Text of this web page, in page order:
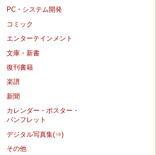
PC・システム開発
コミック
エンターテインメント
文庫・新書
復刊書籍
楽譜
新聞
カレンダー・ポスター・
パンフレット
デジタル写真集(⇒)
その他